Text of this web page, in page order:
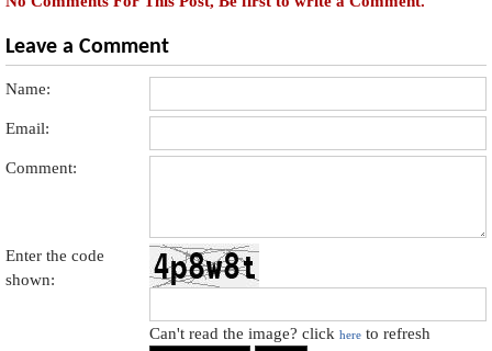
Leave a Comment
Name:
Email:
Comment:
Enter the code
shown:
Can't read the image? clickhere to refresh